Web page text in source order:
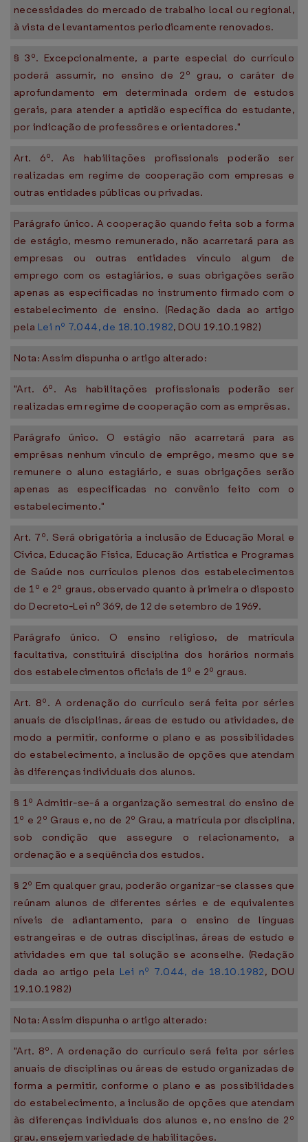
necessidades do mercado de trabalho local ou regional,
à vista de levantamentos periodicamente renovados.
§ 3º. Excepcionalmente, a parte especial do currículo
poderá assumir, no ensino de 2º grau, o caráter de
aprofundamento em determinada ordem de estudos
gerais, para atender a aptidão específica do estudante,
por indicação de professôres e orientadores."
Art. 6º. As habilitações profissionais poderão ser
realizadas em regime de cooperação com empresas e
outras entidades públicas ou privadas.
Parágrafo único. A cooperação quando feita sob a forma
de estágio, mesmo remunerado, não acarretará para as
empresas ou outras entidades vínculo algum de
emprego com os estagiários, e suas obrigações serão
apenas as especificadas no instrumento firmado com o
estabelecimento de ensino. (Redação dada ao artigo
pela Lei nº 7.044, de 18.10.1982, DOU 19.10.1982)
Nota: Assim dispunha o artigo alterado:
"Art. 6º. As habilitações profissionais poderão ser
realizadas em regime de cooperação com as emprêsas.
Parágrafo único. O estágio não acarretará para as
emprêsas nenhum vínculo de emprêgo, mesmo que se
remunere o aluno estagiário, e suas obrigações serão
apenas as especificadas no convênio feito com o
estabelecimento."
Art. 7º. Será obrigatória a inclusão de Educação Moral e
Cívica, Educação Física, Educação Artística e Programas
de Saúde nos currículos plenos dos estabelecimentos
de 1º e 2º graus, observado quanto à primeira o disposto
do Decreto-Lei nº 369, de 12 de setembro de 1969.
Parágrafo único. O ensino religioso, de matrícula
facultativa, constituirá disciplina dos horários normais
dos estabelecimentos oficiais de 1º e 2º graus.
Art. 8º. A ordenação do currículo será feita por séries
anuais de disciplinas, áreas de estudo ou atividades, de
modo a permitir, conforme o plano e as possibilidades
do estabelecimento, a inclusão de opções que atendam
às diferenças individuais dos alunos.
§ 1º Admitir-se-á a organização semestral do ensino de
1º e 2º Graus e, no de 2º Grau, a matrícula por disciplina,
sob condição que assegure o relacionamento, a
ordenação e a seqüência dos estudos.
§ 2º Em qualquer grau, poderão organizar-se classes que
reúnam alunos de diferentes séries e de equivalentes
níveis de adiantamento, para o ensino de línguas
estrangeiras e de outras disciplinas, áreas de estudo e
atividades em que tal solução se aconselhe. (Redação
dada ao artigo pela Lei nº 7.044, de 18.10.1982, DOU
19.10.1982)
Nota: Assim dispunha o artigo alterado:
"Art. 8º. A ordenação do currículo será feita por séries
anuais de disciplinas ou áreas de estudo organizadas de
forma a permitir, conforme o plano e as possibilidades
do estabelecimento, a inclusão de opções que atendam
às diferenças individuais dos alunos e, no ensino de 2º
grau, ensejem variedade de habilitações.